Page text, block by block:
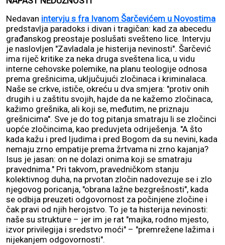
Nedavan intervju s fra Ivanom Šarčevićem u Novostima
predstavlja paradoks i divan i tragičan: kad za abecedu
građanskog preostaje poslušati svešteno lice. Intervju
je naslovljen "Zavladala je histerija nevinosti". Šarčević
ima riječ kritike za neka druga sveštena lica, u vidu
interne cehovske polemike, na planu teologije odnosa
prema grešnicima, uključujući zločinaca i kriminalaca.
Naše se crkve, ističe, okreću u dva smjera: "protiv onih
drugih i u zaštitu svojih, hajde da ne kažemo zločinaca,
kažimo grešnika, ali koji se, međutim, ne priznaju
grešnicima". Sve je do tog pitanja smatraju li se zločinci
uopće zločincima, kao preduvjeta odriješenja. "A što
kada kažu i pred ljudima i pred Bogom da su nevini, kada
nemaju zrno empatije prema žrtvama ni zrno kajanja?
Isus je jasan: on ne dolazi onima koji se smatraju
pravednima." Pri takvom, pravedničkom stanju
kolektivnog duha, na prvotan zločin nadovezuje se i zlo
njegovog poricanja, "obrana lažne bezgrešnosti", kada
se odbija preuzeti odgovornost za počinjene zločine i
čak pravi od njih herojstvo. To je ta histerija nevinosti:
naše su strukture – jer im je rat "majka, rodno mjesto,
izvor privilegija i sredstvo moći" – "premrežene lažima i
nijekanjem odgovornosti".